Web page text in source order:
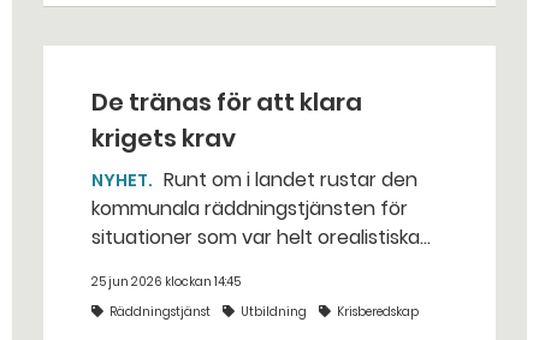
De tränas för att klara
krigets krav
NYHET
kommunala räddningstjänsten för
situationer som var helt orealistiska
bakhåll, utspridda granater och hot
från livsfarliga drönare i det
25 jun 2026 klockan 14:45
Räddningstjänst
Utbildning Krisberedskap